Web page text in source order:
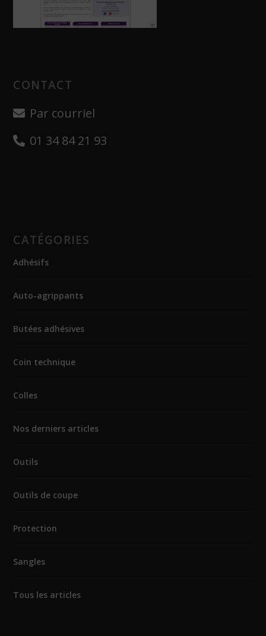
CONTACT
Par courriel
01 34 84 21 93
CATÉGORIES
Adhésifs
Auto-agrippants
Butées adhésives
Coin technique
Colles
Nos derniers articles
Outils
Outils de coupe
Protection
Sangles
Tous les articles